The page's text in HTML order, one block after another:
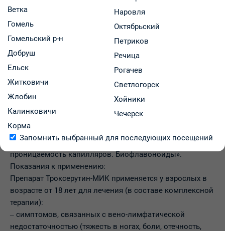
Описание товара
Инструкция
Препарат
Троксерутин-
МИК содержит
действующее
вещество
относится к
группе
«Ангиопротекторы. Препараты, снижающие
проницаемость капилляров. Биофлавоноиды».
Показания к применению:
Препарат Троксерутин-МИК применяется у взрослых в
возрасте от 18 лет для лечения (в составе комплексной
терапии):
‒ симптомов, связанных с вено-лимфатической
недостаточностью (тяжесть в ногах, боли, отечность,
Ветка
Гомель
Гомельский р-н
Добруш
Ельск
Житковичи
Жлобин
Калинковичи
Корма
Наровля
Октябрьский
Петриков
Речица
Рогачев
Светлогорск
Хойники
Чечерск
Запомнить выбранный для последующих посещений